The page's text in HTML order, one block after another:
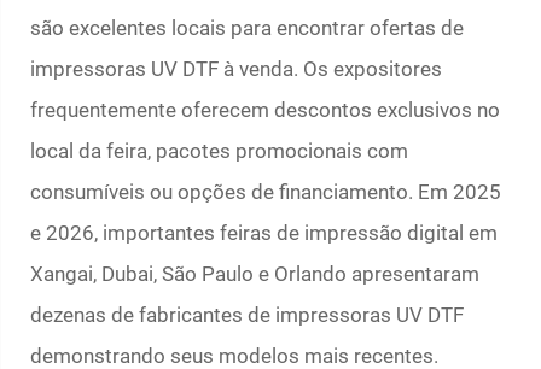
são excelentes locais para encontrar ofertas de
impressoras UV DTF à venda. Os expositores
frequentemente oferecem descontos exclusivos no
local da feira, pacotes promocionais com
consumíveis ou opções de financiamento. Em 2025
e 2026, importantes feiras de impressão digital em
Xangai, Dubai, São Paulo e Orlando apresentaram
dezenas de fabricantes de impressoras UV DTF
demonstrando seus modelos mais recentes.